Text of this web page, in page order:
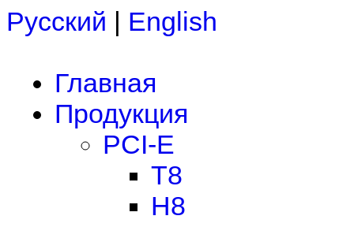
Русский | English
Главная
Продукция
PCI-E
T8
H8